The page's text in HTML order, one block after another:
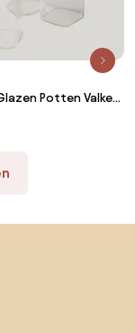
Potten Valkey
- Sklum